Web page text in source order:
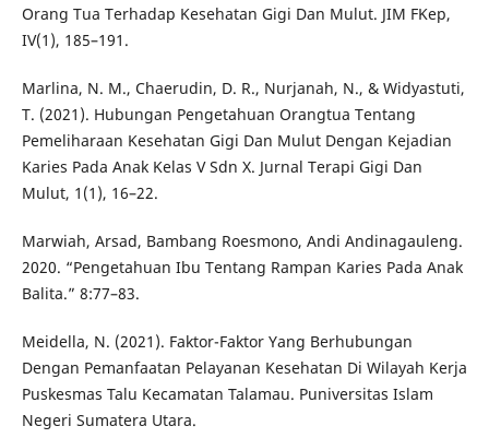
Orang Tua Terhadap Kesehatan Gigi Dan Mulut. JIM FKep,
IV(1), 185–191.
Marlina, N. M., Chaerudin, D. R., Nurjanah, N., & Widyastuti,
T. (2021). Hubungan Pengetahuan Orangtua Tentang
Pemeliharaan Kesehatan Gigi Dan Mulut Dengan Kejadian
Karies Pada Anak Kelas V Sdn X. Jurnal Terapi Gigi Dan
Mulut, 1(1), 16–22.
Marwiah, Arsad, Bambang Roesmono, Andi Andinagauleng.
2020. “Pengetahuan Ibu Tentang Rampan Karies Pada Anak
Balita.” 8:77–83.
Meidella, N. (2021). Faktor-Faktor Yang Berhubungan
Dengan Pemanfaatan Pelayanan Kesehatan Di Wilayah Kerja
Puskesmas Talu Kecamatan Talamau. Puniversitas Islam
Negeri Sumatera Utara.